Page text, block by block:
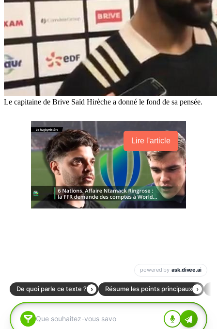
Le capitaine de Brive Saïd Hirèche a donné le fond de sa pensée.
Lire l'article